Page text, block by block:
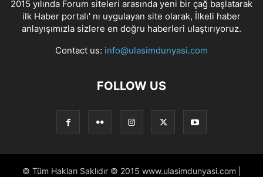
2015 yılında Forum siteleri arasında yeni bir çağ başlatarak
ilk Haber portalı' nı uygulayan site olarak, İlkeli haber
anlayışımızla sizlere en doğru haberleri ulaştırıyoruz.
Contact us: info@ulasimdunyasi.com
FOLLOW US
© Tüm Hakları Saklıdır © 2015 www.ulasimdunyasi.com |